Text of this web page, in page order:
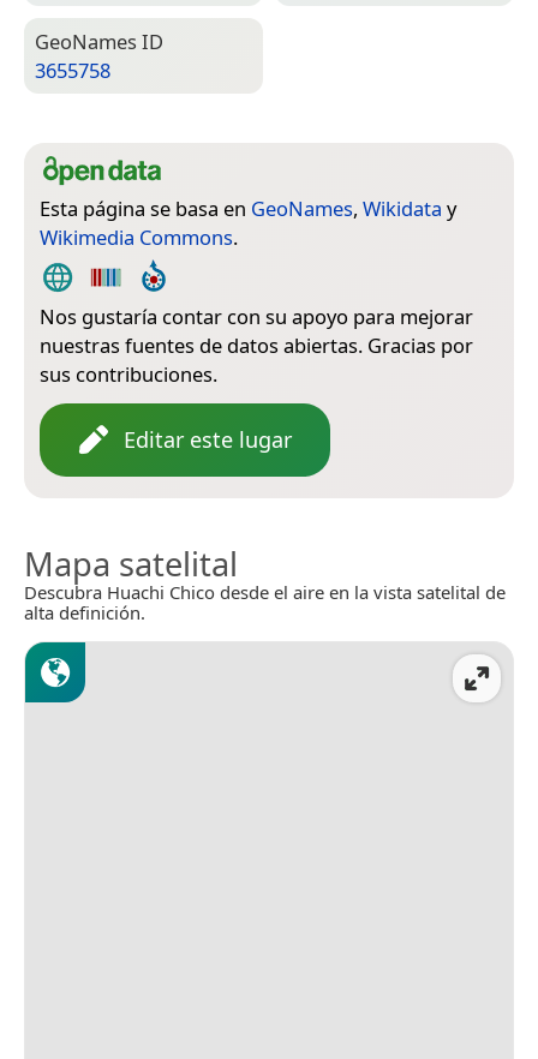
Geo­Names ID
3655758
Esta página se basa en GeoNames, Wikidata y
Wikimedia Commons.
Nos gustaría contar con su apoyo para mejorar
nuestras fuentes de datos abiertas. Gracias por
sus contribuciones.
Editar este lugar
Mapa satelital
Descubra Huachi Chico desde el aire en la vista satelital de
alta definición.